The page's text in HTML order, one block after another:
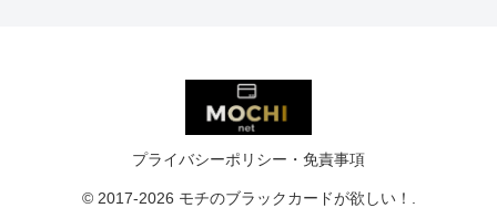
プライバシーポリシー・免責事項
© 2017-2026 モチのブラックカードが欲しい！.